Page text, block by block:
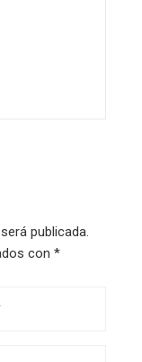
publicada.
con *